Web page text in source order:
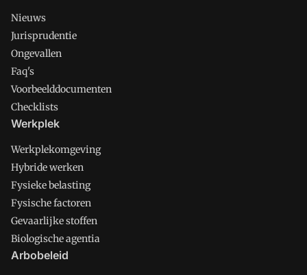
Nieuws
Jurisprudentie
Ongevallen
Faq's
Voorbeelddocumenten
Checklists
Werkplek
Werkplekomgeving
Hybride werken
Fysieke belasting
Fysische factoren
Gevaarlijke stoffen
Biologische agentia
Arbobeleid